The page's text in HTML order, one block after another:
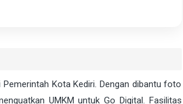
Kota Kediri. Dengan dibantu foto
UMKM untuk Go Digital. Fasilitas